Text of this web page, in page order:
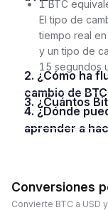
1 BTC
El tipo de
tiempo real
y un tipo de
15 segundos
2. ¿Cómo ha fluctuado en 24 horas el tipo de
cambio de
3. ¿Cuántos
4. ¿Dónde puedo encontrar recursos para
aprender a
Conversiones
Convierte BTC a USD